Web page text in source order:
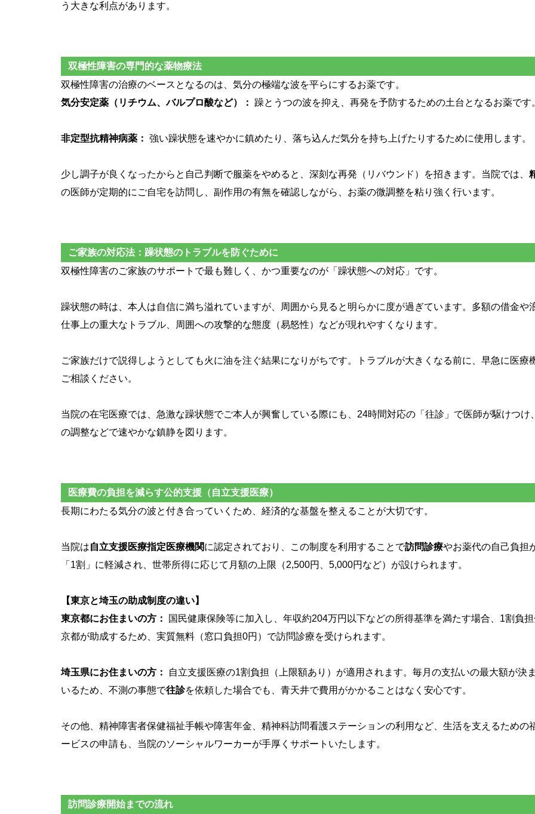
う大きな利点があります。
双極性障害の専門的な薬物療法
双極性障害の治療のベースとなるのは、気分の極端な波を平らにするお薬です。
気分安定薬（リチウム、バルプロ酸など）：
躁とうつの波を抑え、再発を予防するための土台となるお薬です
非定型抗精神病薬： 強い躁状態を速やかに鎮めたり、落ち込んだ気分を持ち上げたりするために使用します。
少し調子が良くなったからと自己判断で服薬をやめると、深刻な再発（リバウンド）を招きます。当院では、
の医師が定期的にご自宅を訪問し、副作用の有無を確認しながら、お薬の微調整を粘り強く行います。
ご家族の対応法：躁状態のトラブルを防ぐために
双極性障害のご家族のサポートで最も難しく、かつ重要なのが「躁状態への対応」です。
躁状態の時は、本人は自信に満ち溢れていますが、周囲から見ると明らかに度が過ぎています。多額の借金や
仕事上の重大なトラブル、周囲への攻撃的な態度（易怒性）などが現れやすくなります。
ご家族だけで説得しようとしても火に油を注ぐ結果になりがちです。トラブルが大きくなる前に、早急に医療
ご相談ください。
当院の在宅医療では、急激な躁状態でご本人が興奮している際にも、24時間対応の「往診」で医師が駆けつけ
の調整などで速やかな鎮静を図ります。
医療費の負担を減らす公的支援（自立支援医療）
長期にわたる気分の波と付き合っていくため、経済的な基盤を整えることが大切です。
当院は自立支援医療指定医療機関に認定されており、この制度を利用することで訪問診療やお薬代の自己負担
「1割」に軽減され、世帯所得に応じて月額の上限（2,500円、5,000円など）が設けられます。
【東京と埼玉の助成制度の違い】
東京都にお住まいの方：
国民健康保険等に加入し、年収約204万円以下などの所得基準を満たす場合、1割負
京都が助成するため、実質無料（窓口負担0円）で訪問診療を受けられます。
埼玉県にお住まいの方：
自立支援医療の1割負担（上限額あり）が適用されます。毎月の支払いの最大額が決
いるため、不測の事態で往診を依頼した場合でも、青天井で費用がかかることはなく安心です。
その他、精神障害者保健福祉手帳や障害年金、精神科訪問看護ステーションの利用など、生活を支えるための
ービスの申請も、当院のソーシャルワーカーが手厚くサポートいたします。
訪問診療開始までの流れ